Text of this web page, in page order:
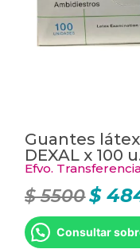
Guantes
DEXAL x 100
Efvo.
$5500 El
precio
era:
$
$
Consultar